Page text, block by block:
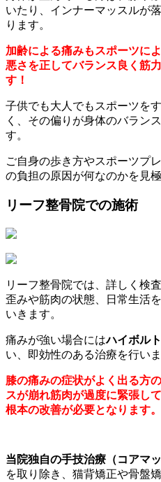
いたり、インナーマッスルが
ります。
加齢による痛みもスポーツに
悪さを正してバランス良く筋
す！
子供でも大人でもスポーツを
く、その偏りが身体のバラン
す。
ご自身の歩き方やスポーツプ
の負担の原因が何なのかを見
リーフ整骨院での施術
リーフ整骨院では、詳しく検
歪みや筋肉の状態、日常生活
いきます。
痛みが強い場合にはハイボルト
い、即効性のある治療を行いま
膝の痛みの症状がよく出る方
スが崩れ筋肉が過度に緊張し
根本の改善が必要となります。
当院独自の手技治療（コアマ
を取り除き、猫背矯正や骨盤